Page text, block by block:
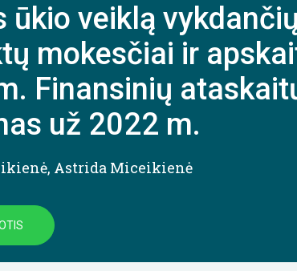
ūkio veiklą vykdančių
mokesčiai ir
Finansinių
už 2022 m.
, Astrida Miceikienė